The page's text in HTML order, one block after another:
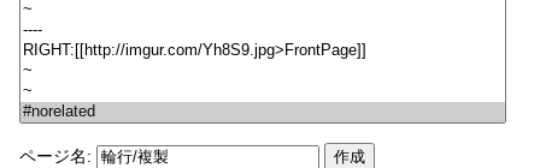
ページ名: